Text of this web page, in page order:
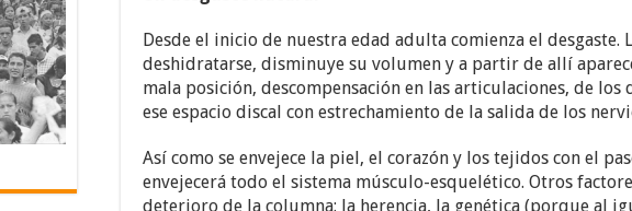
Desde el inicio de nuestra edad adulta comienza el desgaste.
deshidratarse, disminuye su volumen y a partir de allí
mala posición, descompensación en las articulaciones, de
ese espacio discal con estrechamiento de la salida de los
Así como se envejece la piel, el corazón y los tejidos con el
envejecerá todo el sistema músculo-esquelético. Otros
deterioro de la columna: la herencia, la genética (porque al